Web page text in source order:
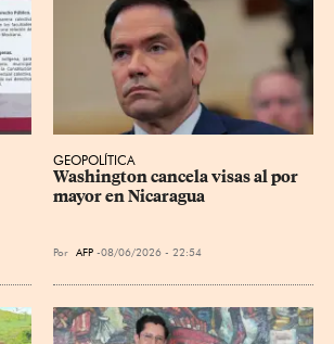
GEOPOLÍTICA
Washington cancela visas al por
mayor en Nicaragua
Por AFP 08/06/2026 - 22:54